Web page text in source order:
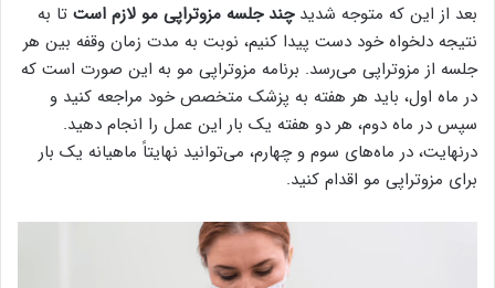
بعد از این که متوجه شدیدچند جلسه مزوتراپی مو لازم است تا به
نتیجه دلخواه خود دست پیدا کنیم، نوبت به مدت زمان وقفه بین هر
جلسه از مزوتراپی می‌رسد. برنامه مزوتراپی مو به این صورت است که
در ماه اول، باید هر هفته به پزشک متخصص خود مراجعه کنید و
سپس در ماه دوم، هر دو هفته یک بار این عمل را انجام دهید.
درنهایت، در ماه‌های سوم و چهارم، می‌توانید نهایتاً ماهیانه یک بار
برای مزوتراپی مو اقدام کنید.